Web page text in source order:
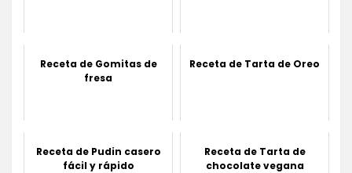
Receta de Gomitas de
fresa
Receta de Tarta de Oreo
Receta de Pudin casero
fácil y rápido
Receta de Tarta de
chocolate vegana